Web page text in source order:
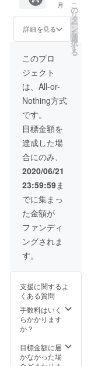
い。
た場合
は
CAMPF
IREアカ
名にて
せてい
ただき
ます。
・復刻
シャツ
＊Tシャ
ツのサ
イズは
S/M/L/X
Lよりお
ださ
い。 ・
メン
バーと
のオン
ライン
交流会
（日）
昼
12:00〜
12:40
＊5名の
支援者
バー3名
の合計8
ご希望
のお名
前をご
い。ま
た、公
序良俗
に反す
るよう
な文言
字等は
お控え
いただ
き、掲
載が難
しいと
判断し
た場合
は
CAMPF
IREアカ
ウント
名にて
ただき
ます。
・復刻
版ロゴT
シャツ
＊Tシャ
S/M/L/X
Lよりお
まれる
全ての
コース
にご支
援いた
だいた
皆様の
お名前
をCD
ブック
レット
しま
す。 ＊
ご支援
いただ
く際、
必ず備
考欄に
ご希望
のお名
前をご
記入く
ださ
い。ま
に反す
な文言
や携帯
依存文
字等は
お控え
き、掲
載が難
月
詳細を見る
こ
の
リ
タ
ー
ン
を
選
択
す
る
このプロ
ジェクト
は、All-or-
Nothing方式
です。
目標金額を
達成した場
合にのみ、
2020/06/21
23:59:59ま
でに集まっ
た金額が
ファンディ
ングされま
す。
支援に関するよ
くある質問
手数料はいく
らかかります
か？
目標金額に届
かなかった場